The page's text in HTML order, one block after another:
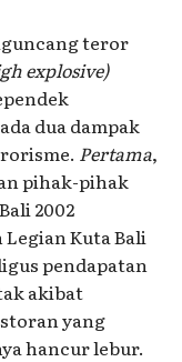
teror
explosive)
dua dampak
Pertama,
pihak-pihak
2002
Kuta Bali
pendapatan
akibat
yang
hancur lebur.